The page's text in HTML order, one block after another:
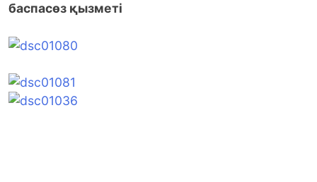
баспасөз қызметі